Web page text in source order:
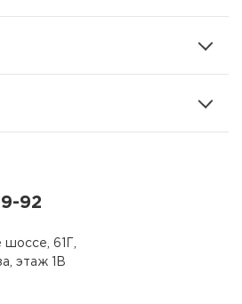
92
61Г,
этаж 1В